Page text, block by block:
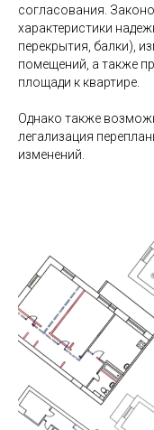
согласования.
характеристики
перекрытия, балки),
помещений, а также
площади к квартире.
Однако также
легализация
изменений.